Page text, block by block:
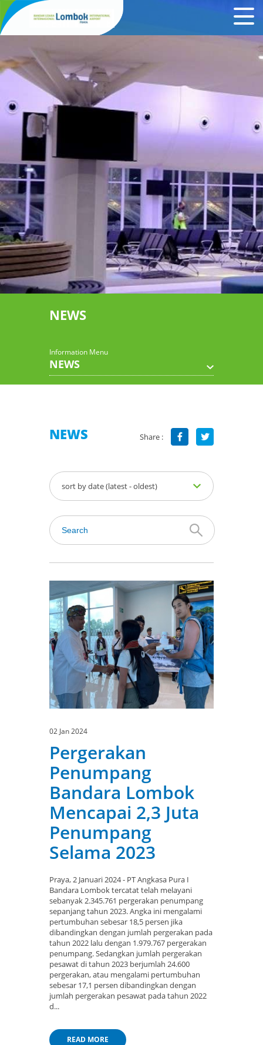
NEWS
Information Menu
NEWS
NEWS Share :
sort by date (latest - oldest)
02 Jan 2024
Pergerakan
Penumpang
Bandara Lombok
Mencapai 2,3 Juta
Penumpang
Selama 2023
Praya, 2 Januari 2024 - PT Angkasa Pura I
Bandara Lombok tercatat telah melayani
sebanyak 2.345.761 pergerakan penumpang
sepanjang tahun 2023. Angka ini mengalami
pertumbuhan sebesar 18,5 persen jika
dibandingkan dengan jumlah pergerakan pada
tahun 2022 lalu dengan 1.979.767 pergerakan
penumpang. Sedangkan jumlah pergerakan
pesawat di tahun 2023 berjumlah 24.600
pergerakan, atau mengalami pertumbuhan
sebesar 17,1 persen dibandingkan dengan
jumlah pergerakan pesawat pada tahun 2022
d...
READ MORE